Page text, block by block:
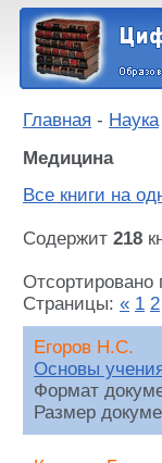
Главная - Наука
Медицина
Все книги на
Содержит 218
Отсортировано
Страницы: « 1 2
Егоров Н.С.
Основы
Формат
Размер